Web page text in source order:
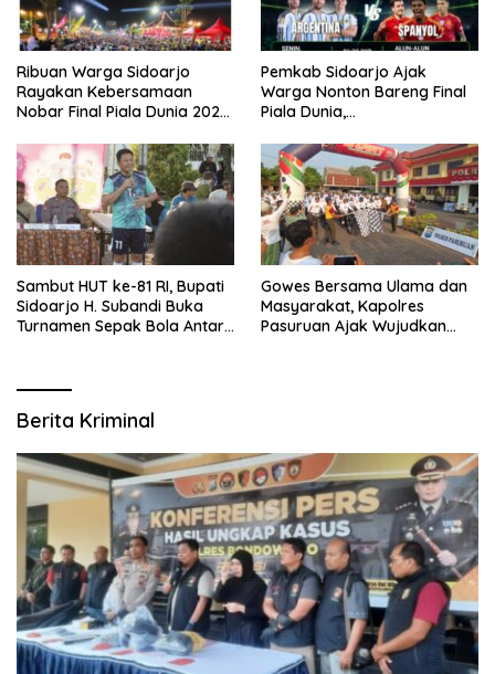
Ribuan Warga Sidoarjo
Rayakan Kebersamaan
Nobar Final Piala Dunia 2026
Forkopimda
Pemkab Sidoarjo Ajak
Warga Nonton Bareng Final
Piala Dunia,
Sambut HUT ke-81 RI, Bupati
Sidoarjo H. Subandi Buka
Turnamen Sepak Bola Antar
Gowes Bersama Ulama dan
Masyarakat, Kapolres
Pasuruan Ajak Wujudkan
Berita Kriminal